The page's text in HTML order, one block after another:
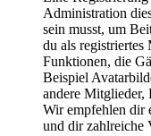
Administration
sein musst, um
du als
Funktionen, die
Beispiel
andere Mitglieder,
Wir empfehlen dir
und dir zahlreiche